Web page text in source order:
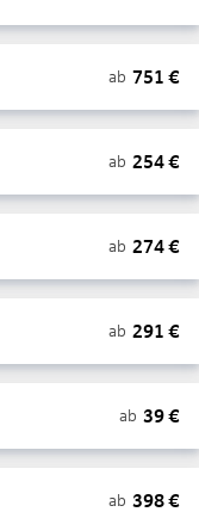
ab 751 €
ab 254€
ab 274€
ab 291 €
ab 39€
ab 398€